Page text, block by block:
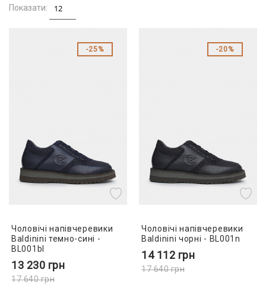
Показати:
25%
Чоловічі напівчеревики
Baldinini темно-сині -
BL001bl
13 230 грн
17 640грн
20%
Чоловічі напівчеревики
Baldinini чорні - BL001n
14 112 грн
17 640грн